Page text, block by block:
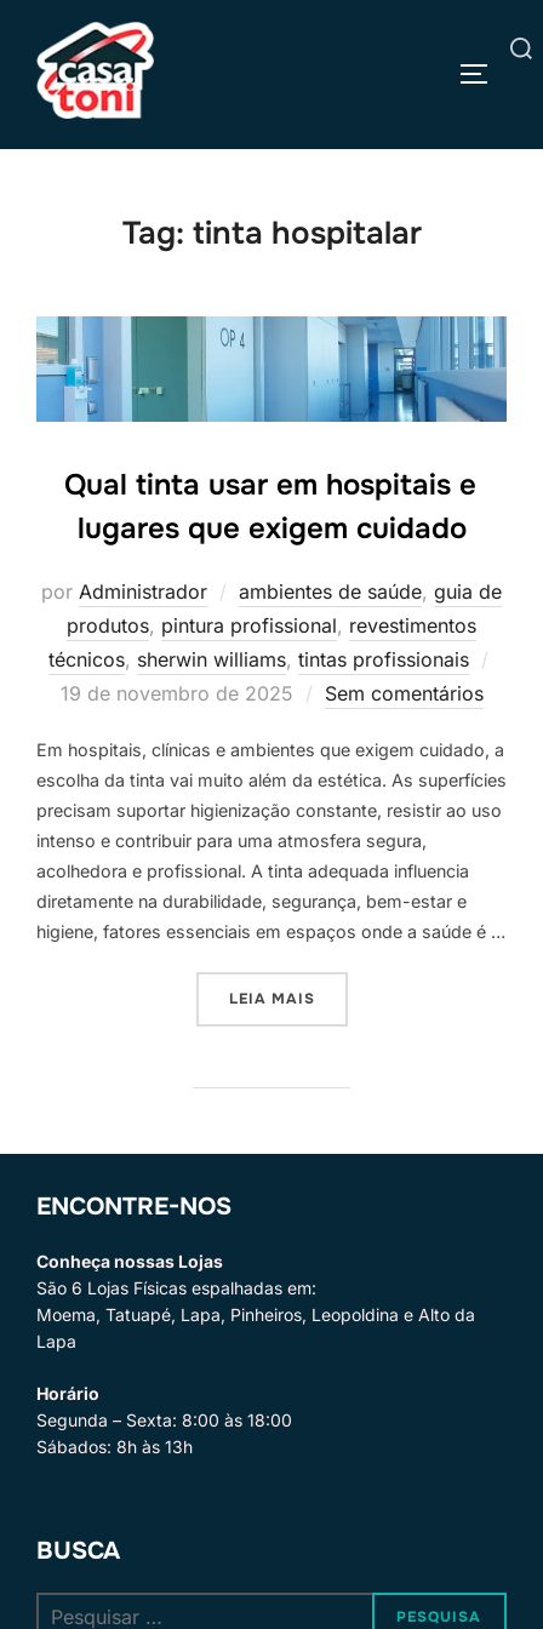
conteúdo
Pesquisar
Tag: tinta hospitalar
Qual tinta usar em hospitais e
lugares que exigem cuidado
por Administrador ambientes de saúde, guia de
produtos, pintura profissional, revestimentos
técnicos, sherwin williams, tintas profissionais
19 de novembro de 2025 Sem comentários
Em hospitais, clínicas e ambientes que exigem cuidado, a
escolha da tinta vai muito além da estética. As superfícies
precisam suportar higienização constante, resistir ao uso
intenso e contribuir para uma atmosfera segura,
acolhedora e profissional. A tinta adequada influencia
diretamente na durabilidade, segurança, bem-estar e
higiene, fatores essenciais em espaços onde a saúde é …
LEIA MAIS“QUAL TINTA USAR EM
ENCONTRE-NOS
Conheça nossas Lojas
São 6 Lojas Físicas espalhadas em:
Moema, Tatuapé, Lapa, Pinheiros, Leopoldina e Alto da
Lapa
Horário
Segunda – Sexta: 8:00 às 18:00
Sábados: 8h às 13h
BUSCA
PESQUISA